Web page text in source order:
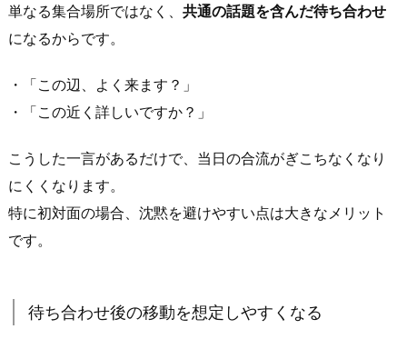
る
余
が
場
が
ベ
前
単なる集合場所ではなく、 共通の話題を含んだ待ち合わせ
になるからです。
・「この辺、よく来ます？」
・「この近く詳しいですか？」
こうした一言があるだけで、当日の合流がぎこちなくなり
にくくなります。
特に初対面の場合、沈黙を避けやすい点は大きなメリット
です。
待ち合わせ後の移動を想定しやすくなる